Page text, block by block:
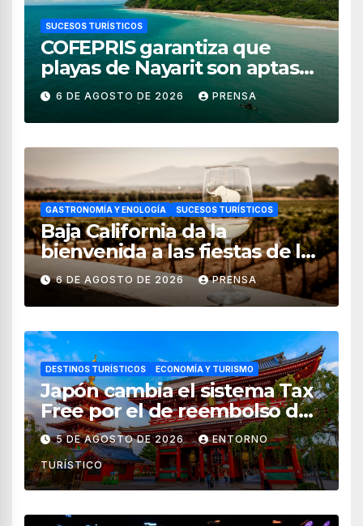
SUCESOS TURÍSTICOS
COFEPRIS garantiza que
playas de Nayarit son aptas
para uso recreativo
6 DE AGOSTO DE 2026 PRENSA
GASTRONOMÍA Y ENOLOGÍA SUCESOS TURÍSTICOS
Baja California da la
bienvenida a las fiestas de la
vendimia 2026
6 DE AGOSTO DE 2026 PRENSA
DESTINOS TURÍSTICOS ECONOMÍA Y TURISMO
Japón cambia el sistema Tax
Free por el de reembolso de
impuestos desde noviembre
de 2026
5 DE AGOSTO DE 2026 ENTORNO
TURÍSTICO